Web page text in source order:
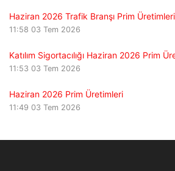
Haziran 2026 Trafik Branşı Prim Üretimleri
11:58 03 Tem 2026
Katılım Sigortacılığı Haziran 2026 Prim
11:53 03 Tem 2026
Haziran 2026 Prim Üretimleri
11:49 03 Tem 2026